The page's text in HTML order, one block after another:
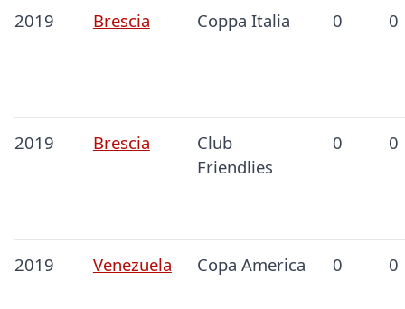
2019 Brescia Coppa Italia 0 0
2019 Brescia
Club
Friendlies
0 0
2019 Venezuela Copa America 0 0